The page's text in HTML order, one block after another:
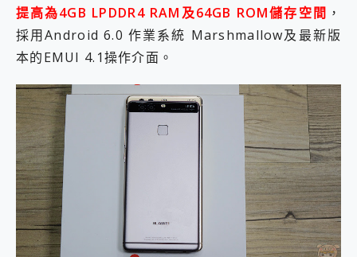
提高為4GB LPDDR4 RAM及64GB ROM儲存空間 ，
採用Android 6.0 作業系統 Marshmallow及最新版
本的EMUI 4.1操作介面。